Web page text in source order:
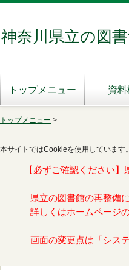
神奈川県立の図
トップメニュー 資
トップメニュー >
本サイトではCookieを使用していま
【必ずご確認ください
県立の図書館の再整備
詳しくはホームページの
画面の変更点は「 シス